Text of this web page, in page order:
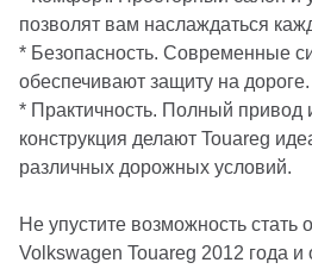
позволят вам наслаждаться
* Безопасность. Современные
обеспечивают защиту на дороге.
* Практичность. Полный привод
конструкция делают Touareg
различных дорожных условий.
Не упустите возможность стать
Volkswagen Touareg 2012 года и